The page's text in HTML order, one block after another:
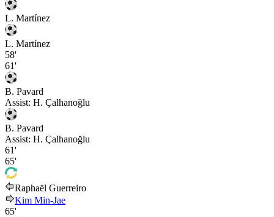
L. Martínez
L. Martínez
58'
61'
B. Pavard
Assist: H. Çalhanoğlu
B. Pavard
Assist: H. Çalhanoğlu
61'
65'
Raphaël Guerreiro
Kim Min-Jae
65'